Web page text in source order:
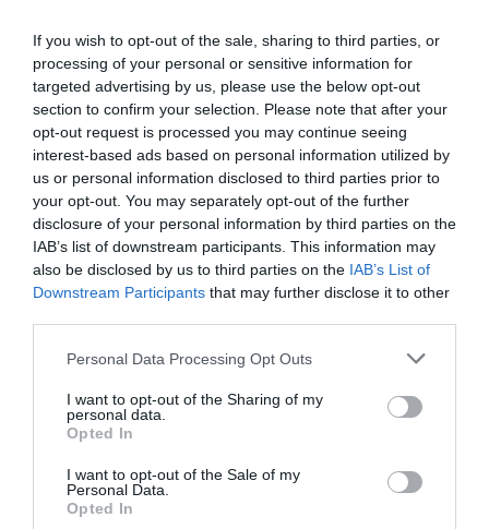
If you wish to opt-out of the sale, sharing to third parties, or
processing of your personal or sensitive information for
targeted advertising by us, please use the below opt-out
section to confirm your selection. Please note that after your
opt-out request is processed you may continue seeing
interest-based ads based on personal information utilized by
us or personal information disclosed to third parties prior to
your opt-out. You may separately opt-out of the further
disclosure of your personal information by third parties on the
IAB’s list of downstream participants. This information may
also be disclosed by us to third parties on the IAB’s List of
Downstream Participants that may further disclose it to other
Personal Data Processing Opt Outs
I want to opt-out of the Sharing of my
personal data.
Opted In
I want to opt-out of the Sale of my
Personal Data.
Opted In
Χορός: όλος ο θίασος
Ταυτότητα
Τοποθεσία
Παλαιό Ελαιουργείο – Παραλία
Ελευσίνας
Ημερομηνία
30/08/2012. Ώρα έναρξης: 20:30
Πληροφορίες
www.aisxylia.gr
Τιμές εισιτηρίων
Εισ. 12€ – Φοιτ. 5€
Ακολουθήστε το Culturenow.gr στο Google News
Δείτε όλα τατελευταία νέα
Νέοι Διαγωνισμοί